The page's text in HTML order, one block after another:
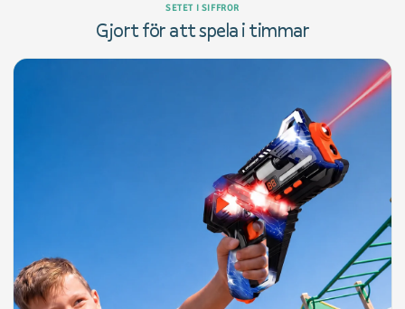
SETET I SIFFROR
Gjort för att spela i timmar